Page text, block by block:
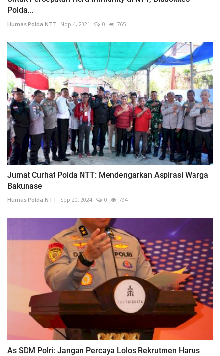
Polda...
Humas Polda NTT Nop 4, 2021 0 765
Jumat Curhat Polda NTT: Mendengarkan Aspirasi Warga
Bakunase
Humas Polda NTT Sep 20, 2024 0 794
As SDM Polri: Jangan Percaya Lolos Rekrutmen Harus